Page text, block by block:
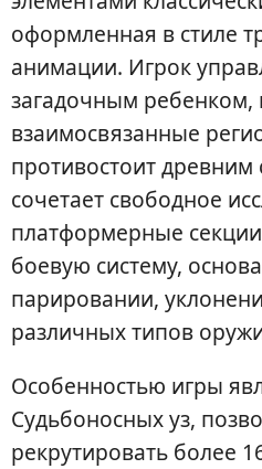
оформленная в стиле
анимации. Игрок
загадочным ребенком,
взаимосвязанные
противостоит
сочетает свободное
платформерные
боевую систему,
парировании,
различных типов
Особенностью игры
Судьбоносных уз,
рекрутировать более